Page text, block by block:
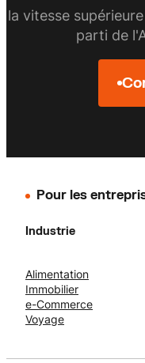
la vitesse
parti de
Pour les
Industrie
Alimentation
Immobilier
e-Commerce
Voyage